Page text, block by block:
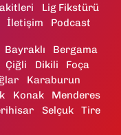
Lig Fikstürü
İletişim Podcast
Bayraklı
Bergama
Çiğli Dikili
Foça
Karaburun
Konak
Menderes
Selçuk
Tire